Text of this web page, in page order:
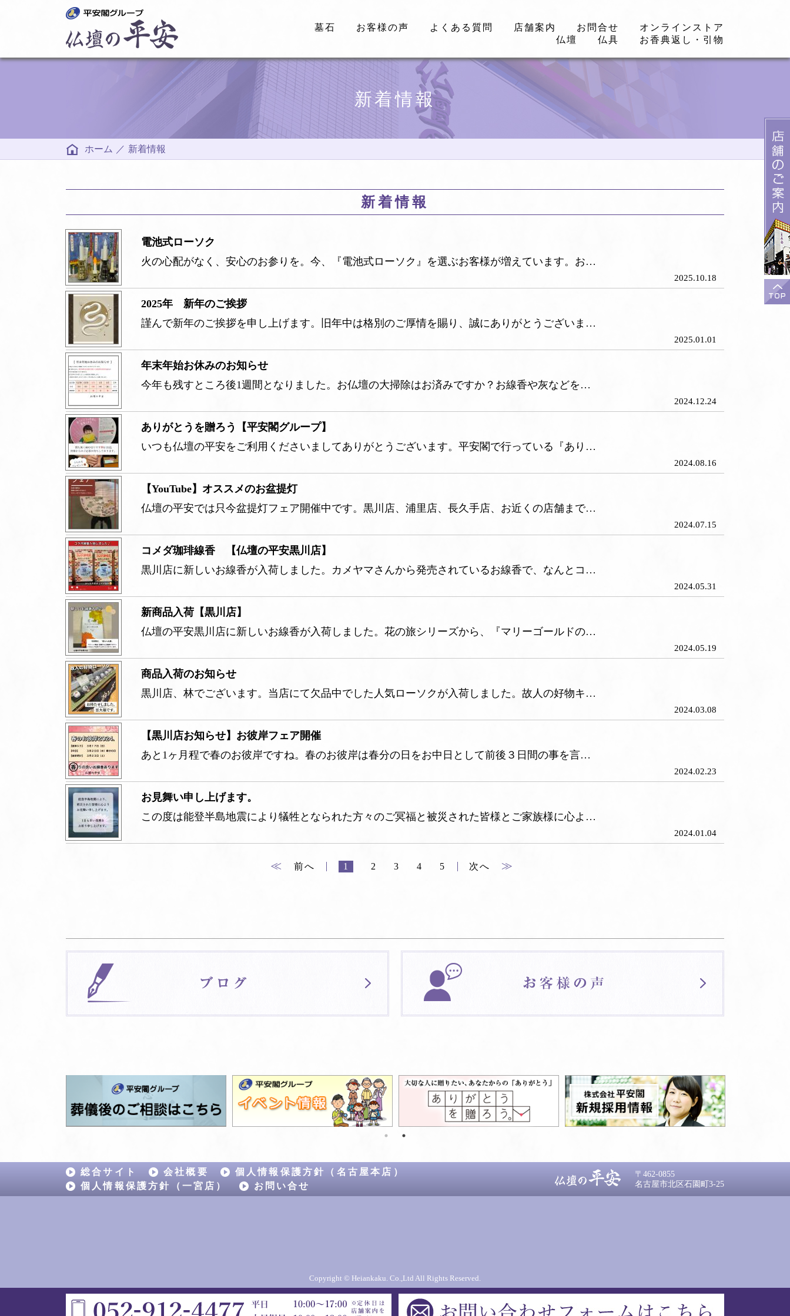
オンラインストア
お問合せ
店舗案内
よくある質問
お客様の声
墓石
お香典返し・引物
仏具
仏壇
新着情報
ホーム ／ 新着情報
新着情報
電池式ローソク
火の心配がなく、安心のお参りを。今、『電池式ローソク』を選ぶお客様が増えています。お…
2025.10.18
2025年 新年のご挨拶
謹んで新年のご挨拶を申し上げます。旧年中は格別のご厚情を賜り、誠にありがとうございま…
2025.01.01
年末年始お休みのお知らせ
今年も残すところ後1週間となりました。お仏壇の大掃除はお済みですか？お線香や灰などを…
2024.12.24
ありがとうを贈ろう【平安閣グループ】
いつも仏壇の平安をご利用くださいましてありがとうございます。平安閣で行っている『あり…
2024.08.16
【YouTube】オススメのお盆提灯
仏壇の平安では只今盆提灯フェア開催中です。黒川店、浦里店、長久手店、お近くの店舗まで…
2024.07.15
コメダ珈琲線香 【仏壇の平安黒川店】
黒川店に新しいお線香が入荷しました。カメヤマさんから発売されているお線香で、なんとコ…
2024.05.31
新商品入荷【黒川店】
仏壇の平安黒川店に新しいお線香が入荷しました。花の旅シリーズから、『マリーゴールドの…
2024.05.19
商品入荷のお知らせ
黒川店、林でございます。当店にて欠品中でした人気ローソクが入荷しました。故人の好物キ…
2024.03.08
【黒川店お知らせ】お彼岸フェア開催
あと1ヶ月程で春のお彼岸ですね。春のお彼岸は春分の日をお中日として前後３日間の事を言…
2024.02.23
お見舞い申し上げます。
この度は能登半島地震により犠牲となられた方々のご冥福と被災された皆様とご家族様に心よ…
2024.01.04
≪ 前へ 1 2 3 4 5 次へ ≫
総合サイト 会社概要
個人情報保護方針（名古屋本店）
個人情報保護方針（一宮店）
お問い合せ
〒462-0855
名古屋市北区石園町3-25
Copyright © Heiankaku. Co.,Ltd All Rights Reserved.